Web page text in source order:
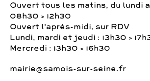
Ouvert tous les matins, du lundi
08h30 > 12h30
Ouvert l'après-midi, sur RDV
Lundi, mardi et jeudi : 13h30 >
Mercredi : 13h30 > 16h30
mairie@samois-sur-seine.fr